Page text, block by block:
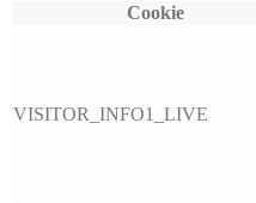
Cookie
VISITOR_INFO1_LIVE